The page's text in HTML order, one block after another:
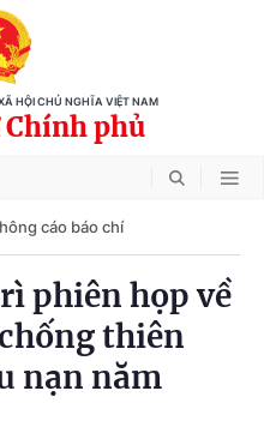
HỘI CHỦ NGHĨA VIỆT NAM
phủ
cáo báo chí
phiên họp về
thiên
nạn năm